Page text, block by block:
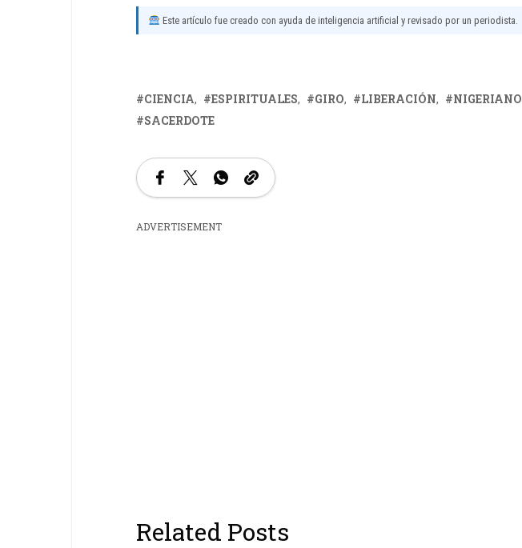
Este artículo fue creado con ayuda de inteligencia artificial y revisado por un periodista.
CIENCIA ESPIRITUALES GIRO LIBERACIÓN NIGERIANO
SACERDOTE
ADVERTISEMENT
Related Posts